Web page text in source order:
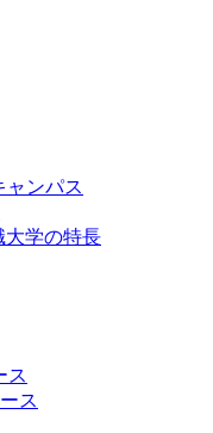
ャンパス
大学の特長
ス
ス